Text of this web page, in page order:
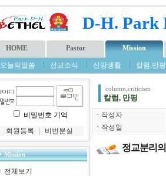
D-H. Park
HOME Pastor Mission
오늘의말씀 선교소식 신앙생활 칼럼,만평
비밀번호 기억
회원등록
비번분실
Mission
전체보기
column,criticism
칼럼, 만평
ㆍ 작성자
ㆍ 작성일
정교분리